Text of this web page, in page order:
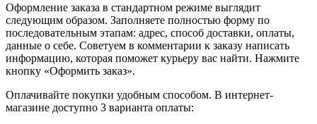
Оформление заказа в стандартном режиме выглядит
следующим образом. Заполняете полностью форму по
последовательным этапам: адрес, способ доставки, оплаты,
данные о себе. Советуем в комментарии к заказу написать
информацию, которая поможет курьеру вас найти. Нажмите
кнопку «Оформить заказ».
Оплачивайте покупки удобным способом. В интернет-
магазине доступно 3 варианта оплаты: